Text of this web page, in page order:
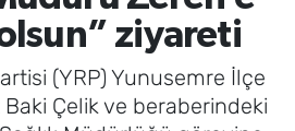
olsun” ziyareti
(YRP) Yunusemre İlçe
Baki Çelik ve beraberindeki
Durumu ve Fikstür